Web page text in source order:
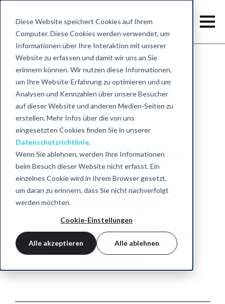
Diese Website speichert Cookies auf Ihrem
Computer. Diese Cookies werden verwendet, um
Informationen über Ihre Interaktion mit unserer
Website zu erfassen und damit wir uns an Sie
erinnern können. Wir nutzen diese Informationen,
um Ihre Website-Erfahrung zu optimieren und um
Analysen und Kennzahlen über unsere Besucher
auf dieser Website und anderen Medien-Seiten zu
erstellen. Mehr Infos über die von uns
eingesetzten Cookies finden Sie in unserer
Datenschutzrichtlinie.
Wenn Sie ablehnen, werden Ihre Informationen
beim Besuch dieser Website nicht erfasst. Ein
einzelnes Cookie wird in Ihrem Browser gesetzt,
um daran zu erinnern, dass Sie nicht nachverfolgt
werden möchten.
Cookie-Einstellungen
Alle akzeptieren Alle ablehnen
Zurück zum Start
Closed-
Loop
komplexe Lösungen für die
neurowissenschaftliche